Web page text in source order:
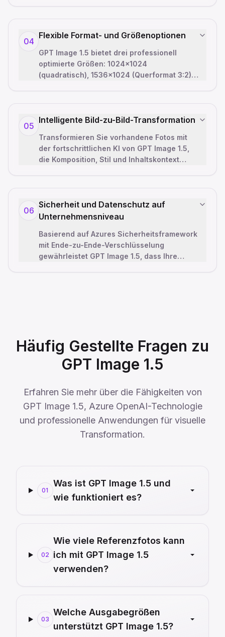
04
Flexible Format- und Größenoptionen
GPT Image 1.5 bietet drei professionell
optimierte Größen: 1024x1024
(quadratisch), 1536x1024 (Querformat 3:2)
05
Intelligente Bild-zu-Bild-Transformation
Transformieren Sie vorhandene Fotos mit
der fortschrittlichen KI von GPT Image 1.5,
die Komposition, Stil und Inhaltskontext
06
Sicherheit und Datenschutz auf
Unternehmensniveau
Basierend auf Azures Sicherheitsframework
mit Ende-zu-Ende-Verschlüsselung
gewährleistet GPT Image 1.5, dass Ihre
Häufig Gestellte Fragen zu
GPT Image 1.5
Erfahren Sie mehr über die Fähigkeiten von
GPT Image 1.5, Azure OpenAI-Technologie
und professionelle Anwendungen für visuelle
Transformation.
01
Was ist GPT Image 1.5 und
wie funktioniert es?
02
Wie viele Referenzfotos kann
ich mit GPT Image 1.5
verwenden?
03
Welche Ausgabegrößen
unterstützt GPT Image 1.5?